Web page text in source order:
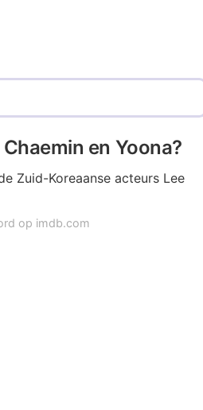
en Yoona?
Zuid-Koreaanse acteurs Lee
op imdb.com